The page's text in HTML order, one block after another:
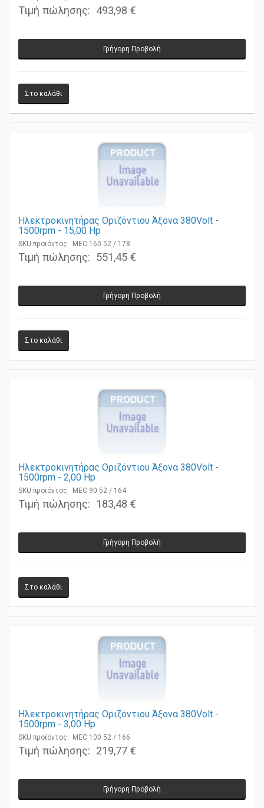
SKU προϊόντος: MEC 132 52 / 176
Τιμή πώλησης: 493,98 €
Ηλεκτροκινητήρας Οριζόντιου Άξονα 380Volt -
1500rpm - 15,00 Ηp
SKU προϊόντος: MEC 160 52 / 178
Τιμή πώλησης: 551,45 €
Ηλεκτροκινητήρας Οριζόντιου Άξονα 380Volt -
1500rpm - 2,00 Ηp
SKU προϊόντος: MEC 90 52 / 164
Τιμή πώλησης: 183,48 €
Ηλεκτροκινητήρας Οριζόντιου Άξονα 380Volt -
1500rpm - 3,00 Ηp
SKU προϊόντος: MEC 100 52 / 166
Τιμή πώλησης: 219,77 €